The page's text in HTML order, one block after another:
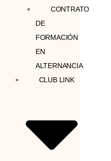
CONTRATO
DE
FORMACIÓN
EN
ALTERNANCIA
CLUB LINK